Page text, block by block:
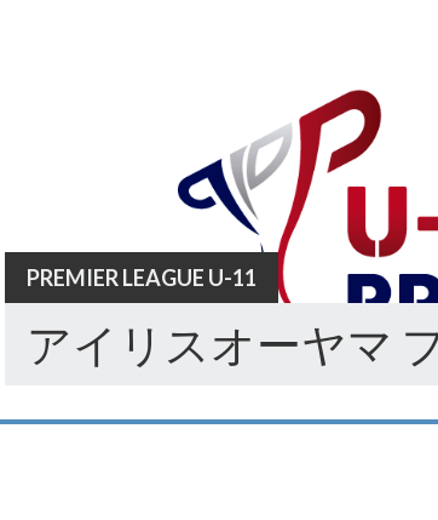
PREMIER LEAGUE U-11
アイリスオーヤマ